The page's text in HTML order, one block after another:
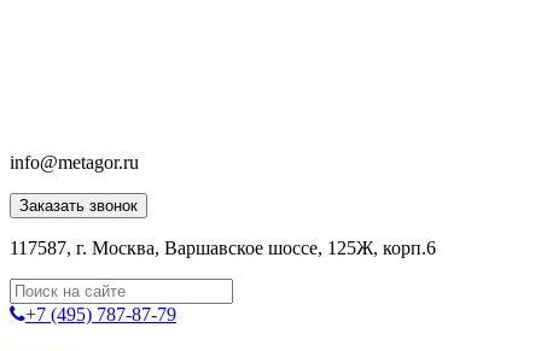
info@metagor.ru
Заказать звонок
117587, г. Москва, Варшавское шоссе, 125Ж, корп.6
+7 (495) 787-87-79